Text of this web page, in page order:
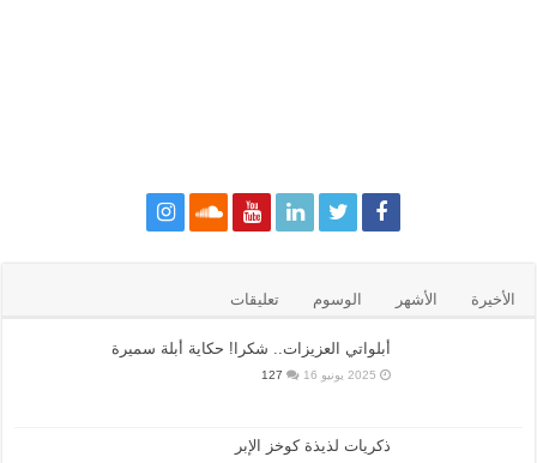
الأخيرة الأشهر الوسوم تعليقات
أبلواتي العزيزات.. شكرا! حكاية أبلة سميرة
2025 يونيو 16 127
ذكريات لذيذة كوخز الإبر